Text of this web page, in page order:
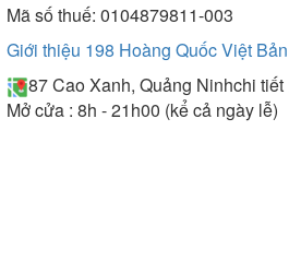
Mã số thuế: 0104879811-003
Giới thiệu 198 Hoàng Quốc Việt
87 Cao Xanh, Quảng Ninhchi tiết
Mở cửa : 8h - 21h00 (kể cả ngày lễ)